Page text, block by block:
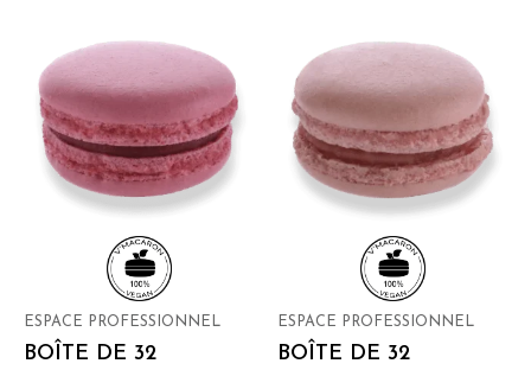
ESPACE PROFESSIONNEL
BOÎTE DE 32
ESPACE PROFESSIONNEL
BOÎTE DE 32